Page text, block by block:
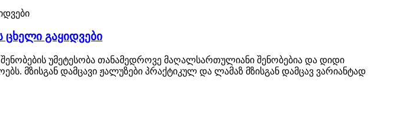
ცხელი გაყიდვები
უმეტესობა თანამედროვე მაღალსართულიანი შენობებია და დიდი
მზისგან დამცავი ჟალუზები პრაქტიკულ და ლამაზ მზისგან დამცავ ვარიანტად